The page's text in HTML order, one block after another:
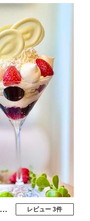
レビュー 3件